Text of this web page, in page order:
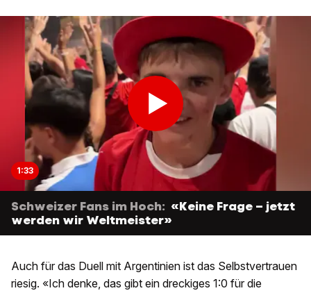
1:33
Schweizer Fans im Hoch: «Keine Frage – jetzt
werden wir Weltmeister»
Auch für das Duell mit Argentinien ist das Selbstvertrauen
riesig. «Ich denke, das gibt ein dreckiges 1:0 für die